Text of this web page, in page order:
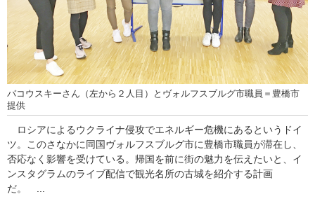
バコウスキーさん（左から２人目）とヴォルフスブルグ市職員＝豊橋市
提供
ロシアによるウクライナ侵攻でエネルギー危機にあるというドイ
ツ。このさなかに同国ヴォルフスブルグ市に豊橋市職員が滞在し、
否応なく影響を受けている。帰国を前に街の魅力を伝えたいと、イ
ンスタグラムのライブ配信で観光名所の古城を紹介する計画
だ。 ...